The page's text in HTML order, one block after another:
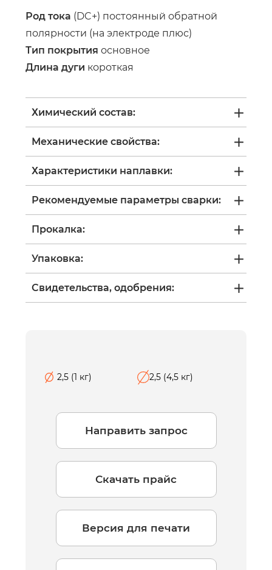
Род тока (DC+) постоянный обратной
полярности (на электроде плюс)
Тип покрытия основное
Длина дуги короткая
Химический состав:
Механические свойства:
Характеристики наплавки:
Рекомендуемые параметры сварки:
Прокалка:
Упаковка:
Свидетельства, одобрения:
2,5 (1 кг) 2,5 (4,5 кг)
Направить запрос
Скачать прайс
Версия для печати